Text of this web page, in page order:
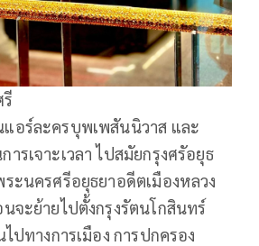
อร์ละครบุพเพสันนิวาส และ
รเจาะเวลา ไปสมัยกรุงศรัอยุธ
ะนครศรีอยุธยาอดีตเมืองหลวง
จะย้ายไปตั้งกรุงรัตนโกสินทร์
ไปทางการเมือง การปกครอง